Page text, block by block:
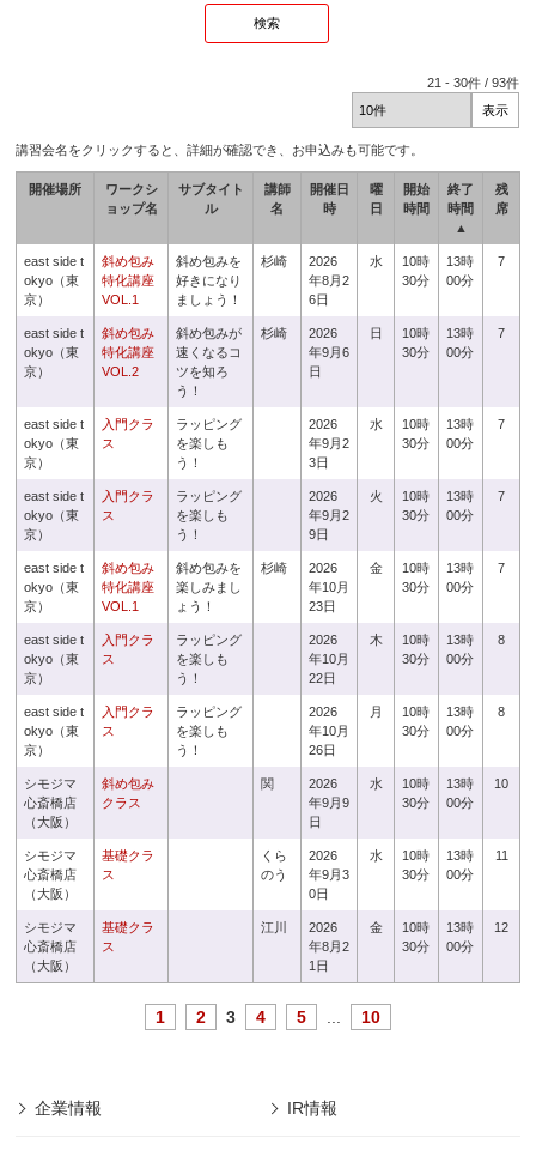
21 -30件 /93件
講習会名をクリックすると、詳細が確認でき、お申込みも可能です。
開催場所
ワークシ
ョップ名
サブタイト
ル
講師
名
開催日
時
曜
日
開始
時間
終了
時間
▲
残
席
east side t
okyo（東
京）
斜め包み
特化講座
VOL.1
斜め包みを
好きになり
ましょう！
杉崎
2026
年8月2
6日
水
10時
30分
13時
00分
7
east side t
okyo（東
京）
斜め包み
特化講座
VOL.2
斜め包みが
速くなるコ
ツを知ろ
う！
杉崎
2026
年9月6
日
日
10時
30分
13時
00分
7
east side t
okyo（東
京）
入門クラ
ス
ラッピング
を楽しも
う！
2026
年9月2
3日
水
10時
30分
13時
00分
7
east side t
okyo（東
京）
入門クラ
ス
ラッピング
を楽しも
う！
2026
年9月2
9日
火
10時
30分
13時
00分
7
east side t
okyo（東
京）
斜め包み
特化講座
VOL.1
斜め包みを
楽しみまし
ょう！
杉崎
2026
年10月
23日
金
10時
30分
13時
00分
7
east side t
okyo（東
京）
入門クラ
ス
ラッピング
を楽しも
う！
2026
年10月
22日
木
10時
30分
13時
00分
8
east side t
okyo（東
京）
入門クラ
ス
ラッピング
を楽しも
う！
2026
年10月
26日
月
10時
30分
13時
00分
8
シモジマ
心斎橋店
（大阪）
斜め包み
クラス
関
2026
年9月9
日
水
10時
30分
13時
00分
10
シモジマ
心斎橋店
（大阪）
基礎クラ
ス
くら
のう
2026
年9月3
0日
水
10時
30分
13時
00分
11
シモジマ
心斎橋店
（大阪）
基礎クラ
ス
江川
2026
年8月2
1日
金
10時
30分
13時
00分
12
1 2 3 4 5 10
企業情報 IR情報